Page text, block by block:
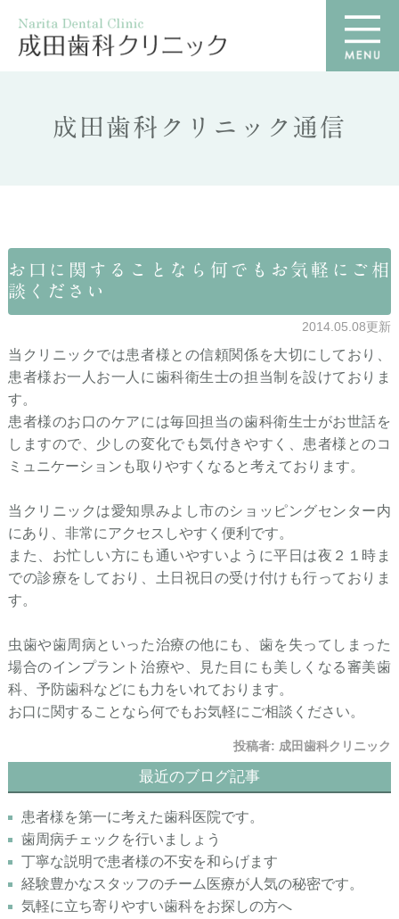
成田歯科クリニック通信
お口に関することなら何でもお気軽にご相
談ください
2014.05.08更新
当クリニックでは患者様との信頼関係を大切にしており、
患者様お一人お一人に歯科衛生士の担当制を設けておりま
す。
患者様のお口のケアには毎回担当の歯科衛生士がお世話を
しますので、少しの変化でも気付きやすく、患者様とのコ
ミュニケーションも取りやすくなると考えております。
当クリニックは愛知県みよし市のショッピングセンター内
にあり、非常にアクセスしやすく便利です。
また、お忙しい方にも通いやすいように平日は夜２１時ま
での診療をしており、土日祝日の受け付けも行っておりま
す。
虫歯や歯周病といった治療の他にも、歯を失ってしまった
場合のインプラント治療や、見た目にも美しくなる審美歯
科、予防歯科などにも力をいれております。
お口に関することなら何でもお気軽にご相談ください。
投稿者: 成田歯科クリニック
最近のブログ記事
患者様を第一に考えた歯科医院です。
歯周病チェックを行いましょう
丁寧な説明で患者様の不安を和らげます
経験豊かなスタッフのチーム医療が人気の秘密です。
気軽に立ち寄りやすい歯科をお探しの方へ